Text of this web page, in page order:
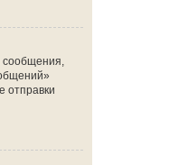
сообщения,
отправки